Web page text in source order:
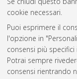
cookie necessari.
Puoi esprimere il
l'opzione in
consensi più
Potrai sempre
consensi rientrando
Atom
Rss 1.0
Rss 2.0